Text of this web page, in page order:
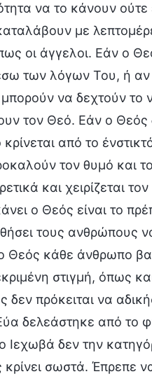
να το κάνουν
με
οι άγγελοι. Εάν ο
των λόγων Του, ή αν
να δεχτούν
τον Θεό. Εάν ο Θεός
από το
τον θυμό
και χειρίζεται
ο Θεός είναι το
τους ανθρώπους
Θεός κάθε άνθρωπο
στιγμή, όπως
πρόκειται να
δελεάστηκε από το
δεν την
σωστά. Έπρεπε